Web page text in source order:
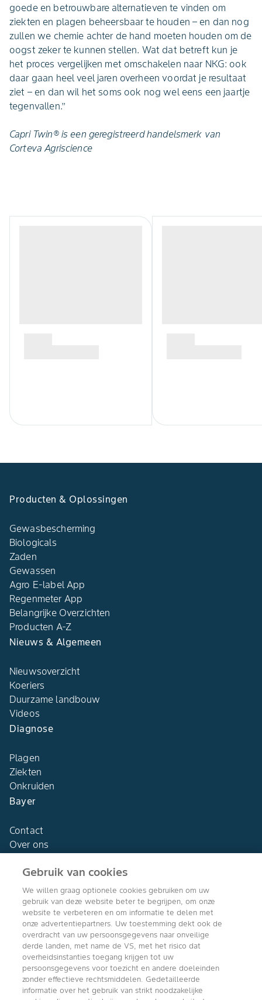
goede en betrouwbare alternatieven te vinden om
ziekten en plagen beheersbaar te houden – en dan nog
zullen we chemie achter de hand moeten houden om de
oogst zeker te kunnen stellen. Wat dat betreft kun je
het proces vergelijken met omschakelen naar NKG: ook
daar gaan heel veel jaren overheen voordat je resultaat
ziet – en dan wil het soms ook nog wel eens een jaartje
tegenvallen.’’
Capri Twin® is een geregistreerd handelsmerk van
Corteva Agriscience
Producten & Oplossingen
Gewasbescherming
Biologicals
Zaden
Gewassen
Agro E-label App
Regenmeter App
Belangrijke Overzichten
Producten A-Z
Nieuws & Algemeen
Nieuwsoverzicht
Koeriers
Duurzame landbouw
Videos
Diagnose
Plagen
Ziekten
Onkruiden
Bayer
Contact
Over ons
Agro Bayer
Nederland
Volg ons
Gebruik van cookies
We willen graag optionele cookies gebruiken om uw
gebruik van deze website beter te begrijpen, om onze
website te verbeteren en om informatie te delen met
onze advertentiepartners. Uw toestemming dekt ook de
overdracht van uw persoonsgegevens naar onveilige
derde landen, met name de VS, met het risico dat
overheidsinstanties toegang krijgen tot uw
persoonsgegevens voor toezicht en andere doeleinden
zonder effectieve rechtsmiddelen. Gedetailleerde
informatie over het gebruik van strikt noodzakelijke